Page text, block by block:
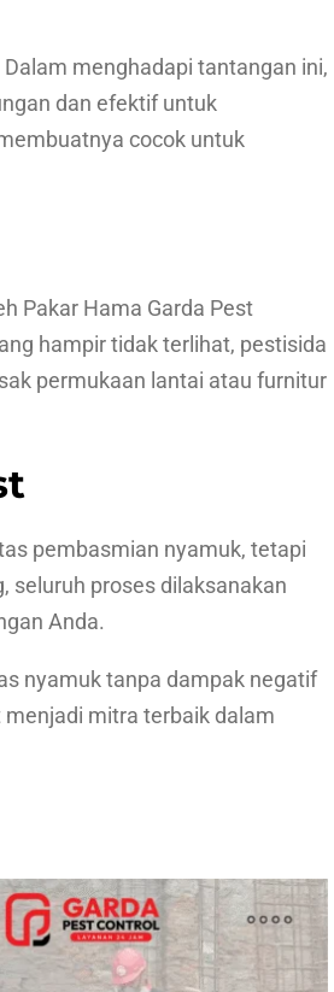
menghadapi tantangan ini,
dan efektif untuk
cocok untuk
Pakar Hama Garda Pest
hampir tidak terlihat, pestisida
permukaan lantai atau furnitur
pembasmian nyamuk, tetapi
seluruh proses dilaksanakan
Anda.
nyamuk tanpa dampak negatif
mitra terbaik dalam